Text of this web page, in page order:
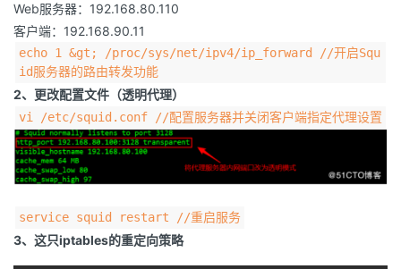
Web服务器：192.168.80.110
客户端：192.168.90.11
echo 1 &gt; /proc/sys/net/ipv4/ip_forward //开启Squ
id服务器的路由转发功能
2、更改配置文件（透明代理）
vi /etc/squid.conf //配置服务器并关闭客户端指定代理设置
service squid restart //重启服务
3、这只iptables的重定向策略